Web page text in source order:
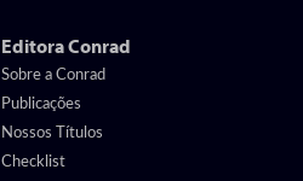
Editora Conrad
Sobre a Conrad
Publicações
Nossos Títulos
Checklist